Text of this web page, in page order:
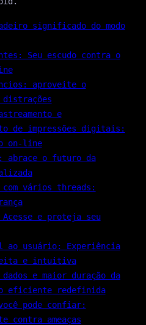
significado do modo
Seu escudo contra o
aproveite o
distrações
e
de impressões digitais:
on-line
abrace o futuro da
com vários threads:
Acesse e proteja seu
ao usuário: Experiência
e intuitiva
dados e maior duração da
eficiente redefinida
pode confiar:
contra ameaças